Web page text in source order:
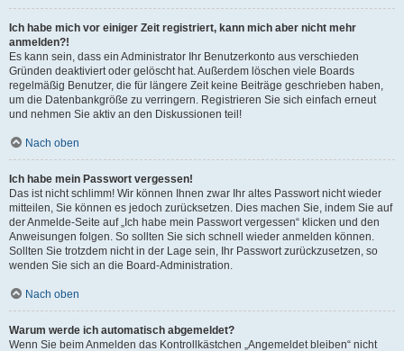
Ich habe mich vor einiger Zeit registriert, kann mich aber nicht mehr
anmelden?!
Es kann sein, dass ein Administrator Ihr Benutzerkonto aus verschieden
Gründen deaktiviert oder gelöscht hat. Außerdem löschen viele Boards
regelmäßig Benutzer, die für längere Zeit keine Beiträge geschrieben haben,
um die Datenbankgröße zu verringern. Registrieren Sie sich einfach erneut
und nehmen Sie aktiv an den Diskussionen teil!
Nach oben
Ich habe mein Passwort vergessen!
Das ist nicht schlimm! Wir können Ihnen zwar Ihr altes Passwort nicht wieder
mitteilen, Sie können es jedoch zurücksetzen. Dies machen Sie, indem Sie auf
der Anmelde-Seite auf „Ich habe mein Passwort vergessen“ klicken und den
Anweisungen folgen. So sollten Sie sich schnell wieder anmelden können.
Sollten Sie trotzdem nicht in der Lage sein, Ihr Passwort zurückzusetzen, so
wenden Sie sich an die Board-Administration.
Nach oben
Warum werde ich automatisch abgemeldet?
Wenn Sie beim Anmelden das Kontrollkästchen „Angemeldet bleiben“ nicht